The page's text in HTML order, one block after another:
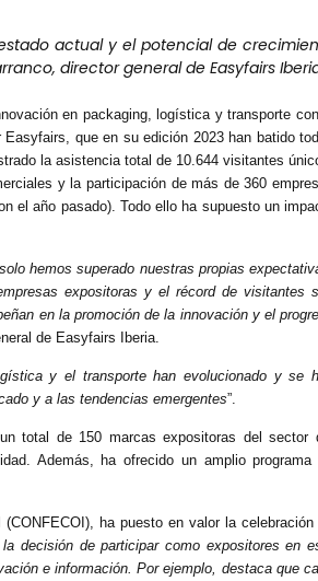
actual y el potencial de
director general de Easyfairs
en packaging, logística y transporte
que en su edición 2023 han batido
la asistencia total de 10.644 visitantes
y la participación de más de 360
el año pasado). Todo ello ha supuesto un
hemos superado nuestras propias
expositoras y el récord de visitantes
en la promoción de la innovación y el
de Easyfairs Iberia
y el transporte han evolucionado y se
y a las tendencias emergentes”.
total de 150 marcas expositoras del sector
Además, ha ofrecido un amplio programa
(CONFECOI) , ha puesto en valor la celebración
decisión de participar como expositores en
e información. Por ejemplo, destaca que